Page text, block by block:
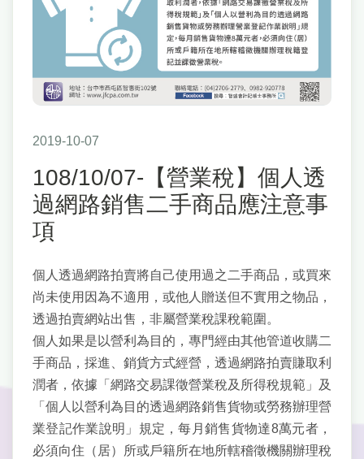
2019-10-07
108/10/07-【營業稅】個人透
過網路銷售二手商品應注意事
項
個人透過網路拍賣將自己使用過之二手商品，或買來
尚未使用因為不適用，或他人贈送但不實用之物品，
透過拍賣網站出售，非屬營業稅課稅範圍。
個人如果是以營利為目的，專門經由其他管道收購二
手商品，採進、銷貨方式經營，透過網路拍賣賺取利
潤者，依據「網路交易課徵營業稅及所得稅規範」及
「個人以營利為目的透過網路銷售貨物或勞務辦理營
業登記作業說明」規定，每月銷售貨物達8萬元者，
必須向住（居）所或戶籍所在地所轄稽徵機關辦理稅